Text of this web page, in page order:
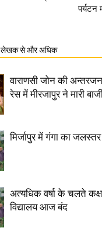
पर्यटन
लेखक से और अधिक
वाराणसी जोन की
रेस में मीरजापुर ने मारी
मिर्जापुर में गंगा का
अत्यधिक वर्षा के चलते
विद्यालय आज बंद